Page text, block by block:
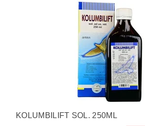
KOLUMBILIFT SOL. 250ML